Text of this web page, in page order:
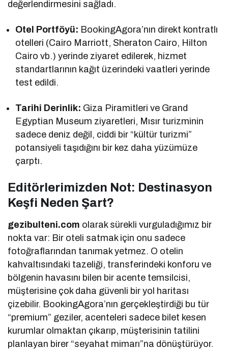
değerlendirmesini sağladı.
Otel Portföyü: BookingAgora’nın direkt kontratlı
otelleri (Cairo Marriott, Sheraton Cairo, Hilton
Cairo vb.) yerinde ziyaret edilerek, hizmet
standartlarının kağıt üzerindeki vaatleri yerinde
test edildi.
Tarihi Derinlik: Giza Piramitleri ve Grand
Egyptian Museum ziyaretleri, Mısır turizminin
sadece deniz değil, ciddi bir “kültür turizmi”
potansiyeli taşıdığını bir kez daha yüzümüze
çarptı.
Editörlerimizden Not: Destinasyon
Keşfi Neden Şart?
gezibulteni.com olarak sürekli vurguladığımız bir
nokta var: Bir oteli satmak için onu sadece
fotoğraflarından tanımak yetmez. O otelin
kahvaltısındaki tazeliği, transferindeki konforu ve
bölgenin havasını bilen bir acente temsilcisi,
müşterisine çok daha güvenli bir yol haritası
çizebilir. BookingAgora’nın gerçekleştirdiği bu tür
“premium” geziler, acenteleri sadece bilet kesen
kurumlar olmaktan çıkarıp, müşterisinin tatilini
planlayan birer “seyahat mimarı”na dönüştürüyor.